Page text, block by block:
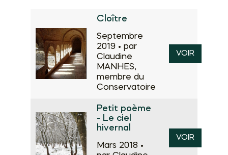
Cloître
Septembre
2019 • par
Claudine
MANHES,
membre du
Conservatoire
VOIR
Petit poème
- Le ciel
hivernal
Mars 2018 •
VOIR